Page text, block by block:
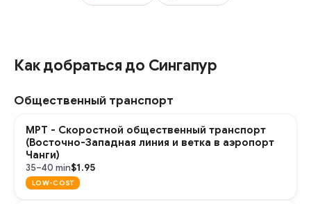
Как добраться до Сингапур
Общественный транспорт
МРТ - Скоростной общественный транспорт
(Восточно-Западная линия и ветка в аэропорт
Чанги)
35–40 min$1.95
LOW-COST